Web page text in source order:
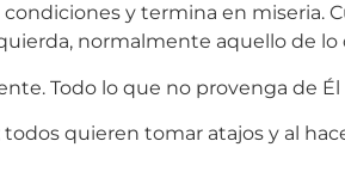
y termina en miseria.
normalmente aquello de
Todo lo que no provenga de
quieren tomar atajos y al